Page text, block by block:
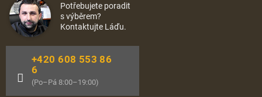
Potřebujete poradit
s výběrem?
Kontaktujte Láďu.
+420 608 553 86
6
(Po–Pá 8:00–19:00)